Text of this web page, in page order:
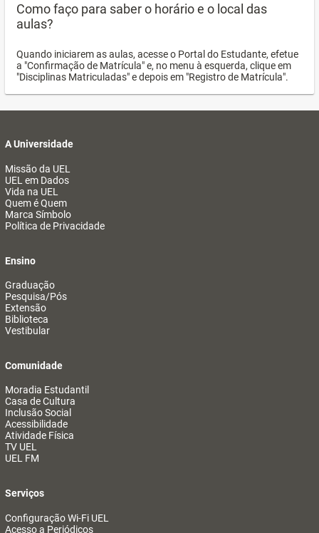
Como faço para saber o horário e o local das
aulas?
Quando iniciarem as aulas, acesse o Portal do Estudante, efetue
a "Confirmação de Matrícula" e, no menu à esquerda, clique em
"Disciplinas Matriculadas" e depois em "Registro de Matrícula".
A Universidade
Missão da UEL
UEL em Dados
Vida na UEL
Quem é Quem
Marca Símbolo
Política de Privacidade
Ensino
Graduação
Pesquisa/Pós
Extensão
Biblioteca
Vestibular
Comunidade
Moradia Estudantil
Casa de Cultura
Inclusão Social
Acessibilidade
Atividade Física
TV UEL
UEL FM
Serviços
Configuração Wi-Fi UEL
Acesso a Periódicos